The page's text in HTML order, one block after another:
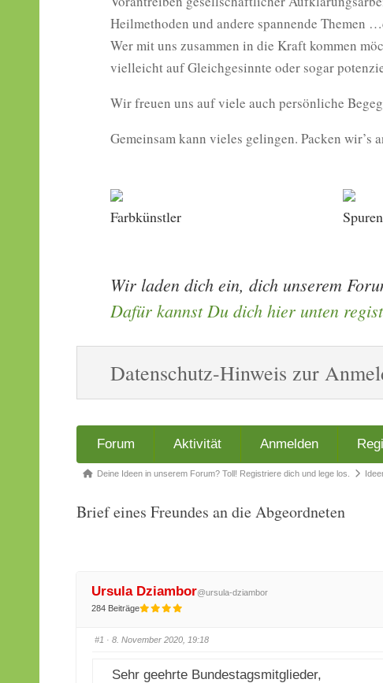
Heilmethoden und andere spannende Themen
Wer mit uns zusammen in die Kraft kommen
vielleicht auf Gleichgesinnte oder sogar
Wir freuen uns auf viele auch persönliche
Gemeinsam kann vieles gelingen. Packen wir’s
Farbkünstler
Wir laden dich ein, dich unserem
Dafür kannst Du dich hier unten
Datenschutz-Hinweis zur
Forum-
Navigation
Forum Aktivität Anmelden
Forum-
-
Deine Ideen in unserem Forum? Toll! Registriere dich und lege los.
Brief eines Freundes an die Abgeordneten
Ursula Dziambor@ursula-dziambor
284 Beiträge
#1 · 8. November 2020, 19:18
Sehr geehrte Bundestagsmitglieder,